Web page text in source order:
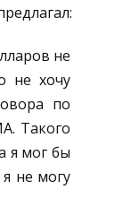
не
не хочу
по
Такого
я мог бы
не могу